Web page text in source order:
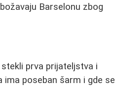
Barselonu zbog
prva prijateljstva i
ima poseban šarm i gde se